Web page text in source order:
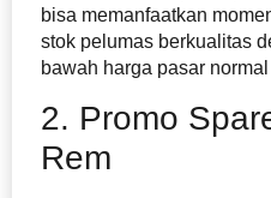
bisa memanfaatkan
stok pelumas berkualitas
bawah harga pasar
2. Promo
Rem